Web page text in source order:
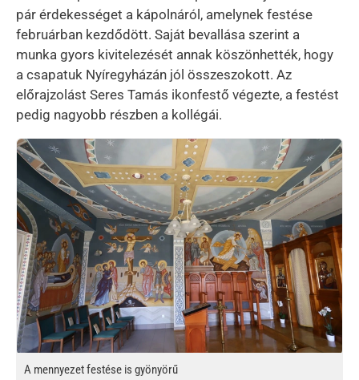
pár érdekességet a kápolnáról, amelynek festése
februárban kezdődött. Saját bevallása szerint a
munka gyors kivitelezését annak köszönhették, hogy
a csapatuk Nyíregyházán jól összeszokott. Az
előrajzolást Seres Tamás ikonfestő végezte, a festést
pedig nagyobb részben a kollégái.
Kép
A mennyezet festése is gyönyörű